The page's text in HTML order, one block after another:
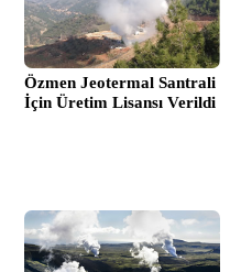
Özmen Jeotermal Santrali
İçin Üretim Lisansı Verildi